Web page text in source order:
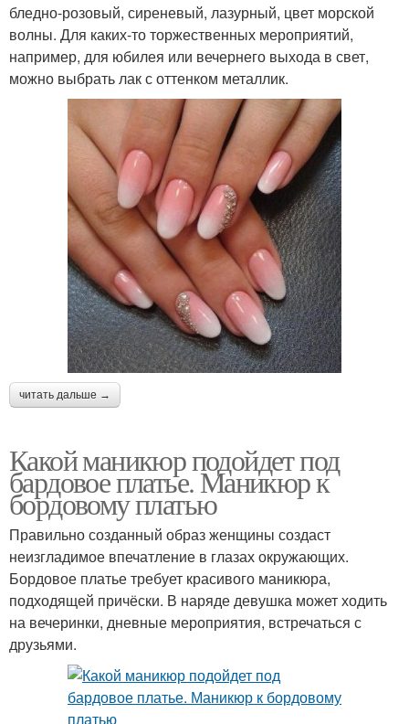
бледно-розовый, сиреневый, лазурный, цвет морской
волны. Для каких-то торжественных мероприятий,
например, для юбилея или вечернего выхода в свет,
можно выбрать лак с оттенком металлик.
читать дальше →
Какой маникюр подойдет под
бардовое платье. Маникюр к
бордовому платью
Правильно созданный образ женщины создаст
неизгладимое впечатление в глазах окружающих.
Бордовое платье требует красивого маникюра,
подходящей причёски. В наряде девушка может ходить
на вечеринки, дневные мероприятия, встречаться с
друзьями.